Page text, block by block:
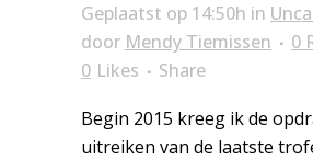
Geplaatst op 14:50h in
door Mendy Tiemissen
0
0 Likes
Share
Begin 2015 kreeg ik de
uitreiken van de laatste